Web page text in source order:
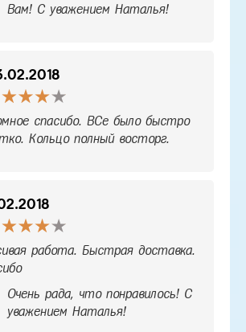
Вам! С уважением Наталья!
спасибо. ВСе было быстро
Кольцо полный восторг.
работа. Быстрая доставка.
Очень рада, что понравилось! С
уважением Наталья!